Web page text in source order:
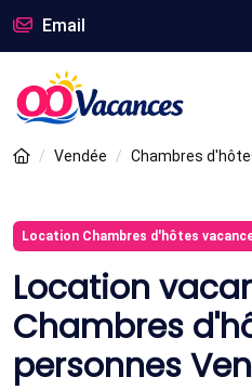
Email
Vendée Chambres
Location Chambres d'hôtes
Location
Chambres
personnes